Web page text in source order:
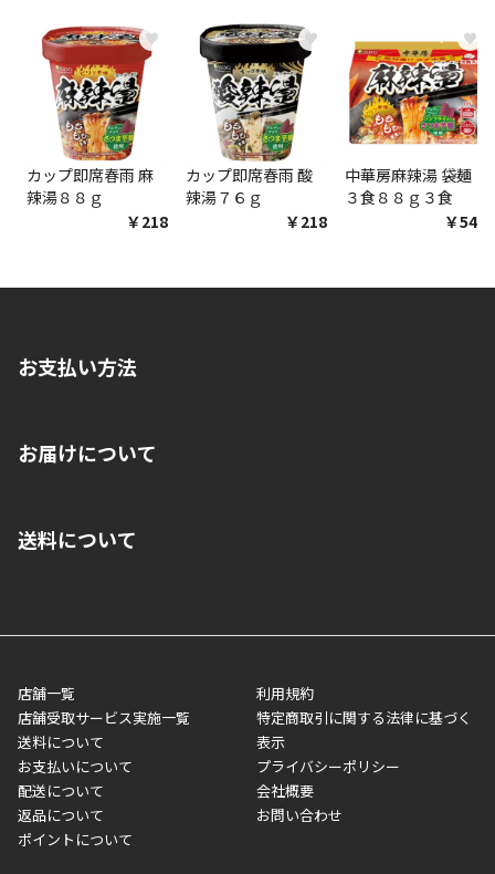
♥
カップ即席春雨 麻
辣湯８８ｇ
￥218
♥
カップ即席春雨 酸
辣湯７６ｇ
￥218
♥
中華房麻辣湯 袋麺
３食８８ｇ３食
￥548
お支払い方法
いいただくことはできません。ご了承ください。
■代金引換(代引)※手数料がかかります
■商品によっては一部決済方法が使用できない場合がございま
す。
お届けについて
ご注文が確認出来次第、1～4営業日に発送いたします。「お取り
業日にてお引渡しとなります。(離島などの場合、例外もあります)
メーカー直送品など一部商品については、その他商品との購入に
制限がかかる場合がございます。また発送日についても、通常と
異なる場合がございます。対象商品の説明ページをご確認くださ
い。
■店舗受取をご選択いただいた場合
ご注文が確認出来次第、お受取される店舗在庫を使用してご準備
をさせていただきます。店舗に在庫がない場合は店舗よりお取り
送料について
店舗一覧
店舗受取サービス実施一覧
送料について
お支払いについて
配送について
返品について
ポイントについて
利用規約
特定商取引に関する法律に基づく
表示
プライバシーポリシー
会社概要
お問い合わせ